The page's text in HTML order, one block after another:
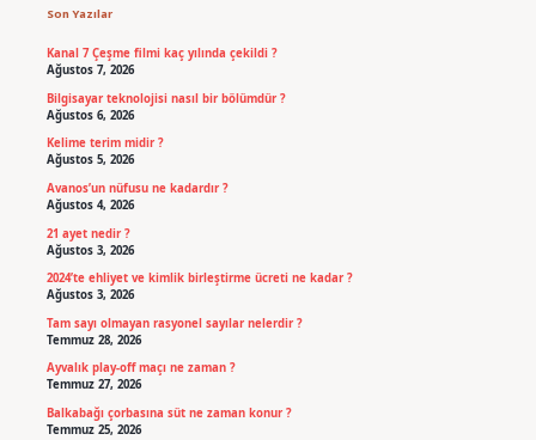
Son Yazılar
Kanal 7 Çeşme filmi kaç yılında çekildi ?
Ağustos 7, 2026
Bilgisayar teknolojisi nasıl bir bölümdür ?
Ağustos 6, 2026
Kelime terim midir ?
Ağustos 5, 2026
Avanos’un nüfusu ne kadardır ?
Ağustos 4, 2026
21 ayet nedir ?
Ağustos 3, 2026
2024’te ehliyet ve kimlik birleştirme ücreti ne kadar ?
Ağustos 3, 2026
Tam sayı olmayan rasyonel sayılar nelerdir ?
Temmuz 28, 2026
Ayvalık play-off maçı ne zaman ?
Temmuz 27, 2026
Balkabağı çorbasına süt ne zaman konur ?
Temmuz 25, 2026